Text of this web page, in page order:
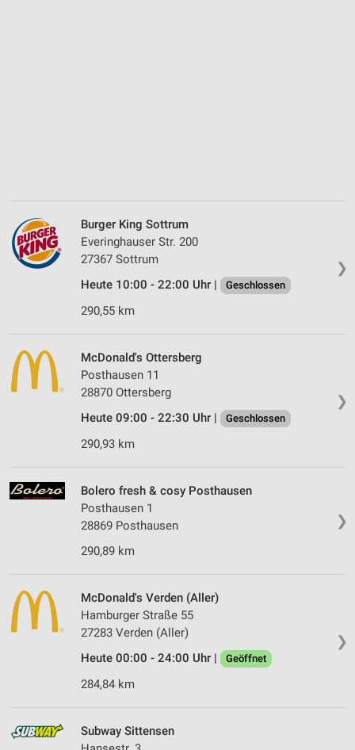
❯
Burger King Sottrum
Everinghauser Str. 200
27367 Sottrum
Heute 10:00 - 22:00 Uhr |
Geschlossen
290,55 km
❯
McDonald's Ottersberg
Posthausen 11
28870 Ottersberg
Heute 09:00 - 22:30 Uhr |
Geschlossen
290,93 km
❯
Bolero fresh & cosy Posthausen
Posthausen 1
28869 Posthausen
290,89 km
❯
McDonald's Verden (Aller)
Hamburger Straße 55
27283 Verden (Aller)
Heute 00:00 - 24:00 Uhr |
Geöffnet
284,84 km
Subway Sittensen